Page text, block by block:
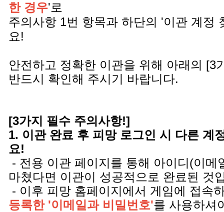
한 경우'로
주의사항 1번 항목과 하단의 '이관 계정
요!
안전하고 정확한 이관을 위해 아래의 [3
반드시 확인해 주시기 바랍니다.
[3가지 필수 주의사항!]
1. 이관 완료 후 피망 로그인 시 다른 계
요!
- 전용 이관 페이지를 통해 아이디(이메
마쳤다면 이관이 성공적으로 완료된 것
- 이후 피망 홈페이지에서 게임에 접속
등록한 '이메일과 비밀번호'를 사용하셔